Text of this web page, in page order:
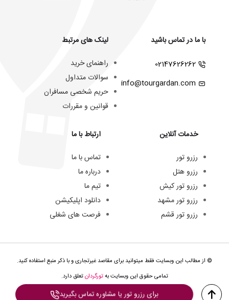
برای رزرو تور یا مشاوره تماس بگیرید
با ما در تماس باشید
02147626262
info@tourgardan.com
خدمات آنلاین
رزرو تور
رزرو هتل
رزرو تور کیش
رزرو تور مشهد
رزرو تور قشم
لینک های مرتبط
راهنمای خرید
سوالات متداول
حریم شخصی مسافران
قوانین و مقررات
ارتباط با ما
تماس با ما
درباره ما
تیم ما
دانلود اپلیکیشن
فرصت های شغلی
© از مطالب این وبسایت فقط میتوانید برای مقاصد غیرتجاری و با ذکر منبع استفاده کنید.
تمامی حقوق این وبسایت بهتورگردانتعلق دارد.